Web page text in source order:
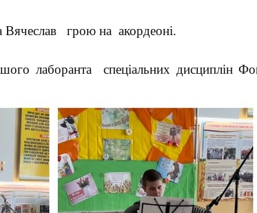
Вячеслав грою на акордеоні.
лаборанта спеціальних дисциплін